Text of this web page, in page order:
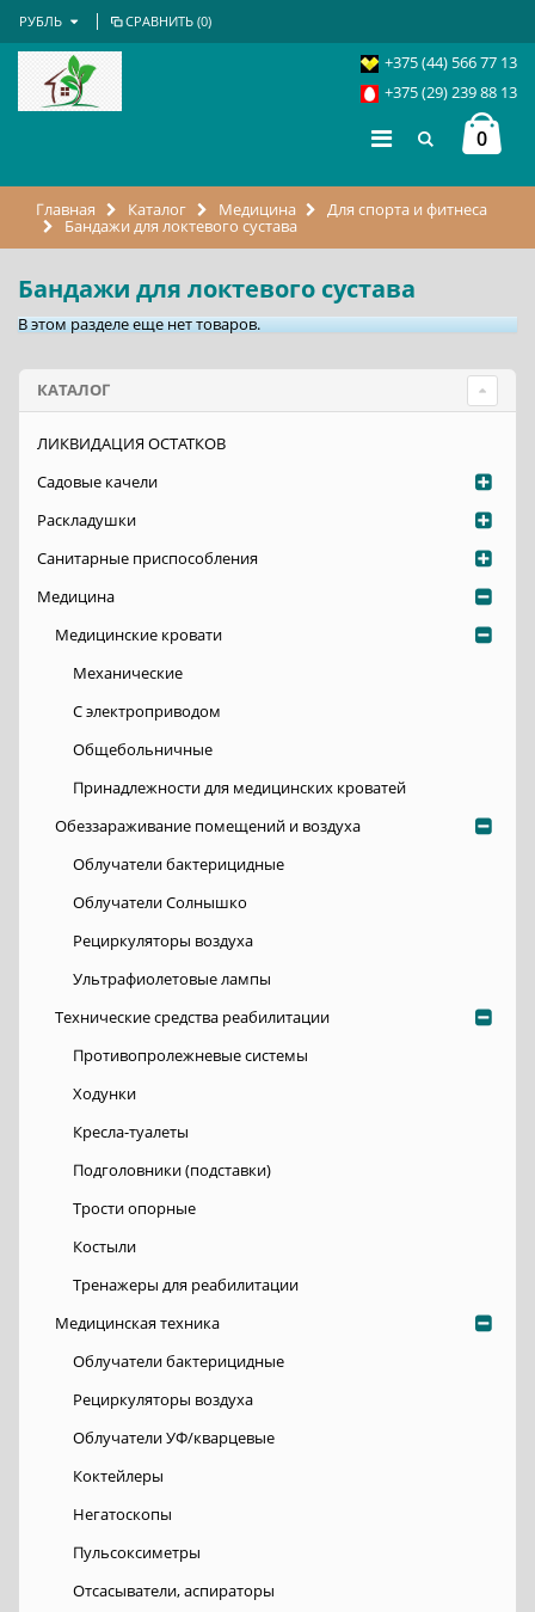
РУБЛЬ СРАВНИТЬ (0)
+375 (44) 566 77 13
+375 (29) 239 88 13
0
Главная Каталог Медицина Для спорта и фитнеса
Бандажи для локтевого сустава
Бандажи для локтевого сустава
В этом разделе еще нет товаров.
КАТАЛОГ
ЛИКВИДАЦИЯ ОСТАТКОВ
Садовые качели
Раскладушки
Санитарные приспособления
Медицина
Медицинские кровати
Механические
С электроприводом
Общебольничные
Принадлежности для медицинских кроватей
Обеззараживание помещений и воздуха
Облучатели бактерицидные
Облучатели Солнышко
Рециркуляторы воздуха
Ультрафиолетовые лампы
Технические средства реабилитации
Противопролежневые системы
Ходунки
Кресла-туалеты
Подголовники (подставки)
Трости опорные
Костыли
Тренажеры для реабилитации
Медицинская техника
Облучатели бактерицидные
Рециркуляторы воздуха
Облучатели УФ/кварцевые
Коктейлеры
Негатоскопы
Пульсоксиметры
Отсасыватели, аспираторы